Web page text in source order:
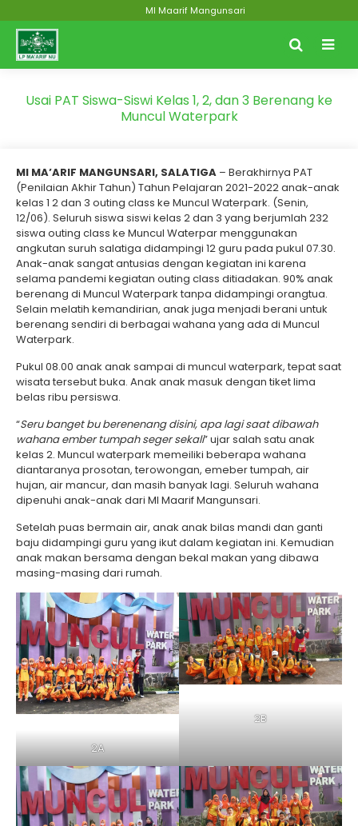
MI Maarif Mangunsari
Usai PAT Siswa-Siswi Kelas 1, 2, dan 3 Berenang ke
Muncul Waterpark
MI MA’ARIF MANGUNSARI, SALATIGA – Berakhirnya PAT
(Penilaian Akhir Tahun) Tahun Pelajaran 2021-2022 anak-anak
kelas 1 2 dan 3 outing class ke Muncul Waterpark. (Senin,
12/06). Seluruh siswa siswi kelas 2 dan 3 yang berjumlah 232
siswa outing class ke Muncul Waterpar menggunakan
angkutan suruh salatiga didampingi 12 guru pada pukul 07.30.
Anak-anak sangat antusias dengan kegiatan ini karena
selama pandemi kegiatan outing class ditiadakan. 90% anak
berenang di Muncul Waterpark tanpa didampingi orangtua.
Selain melatih kemandirian, anak juga menjadi berani untuk
berenang sendiri di berbagai wahana yang ada di Muncul
Waterpark.
Pukul 08.00 anak anak sampai di muncul waterpark, tepat saat
wisata tersebut buka. Anak anak masuk dengan tiket lima
belas ribu persiswa.
“Seru banget bu berenenang disini, apa lagi saat dibawah
wahana ember tumpah seger sekali” ujar salah satu anak
kelas 2. Muncul waterpark memeiliki beberapa wahana
diantaranya prosotan, terowongan, emeber tumpah, air
hujan, air mancur, dan masih banyak lagi. Seluruh wahana
dipenuhi anak-anak dari MI Maarif Mangunsari.
Setelah puas bermain air, anak anak bilas mandi dan ganti
baju didampingi guru yang ikut dalam kegiatan ini. Kemudian
anak makan bersama dengan bekal makan yang dibawa
masing-masing dari rumah.
2A
2B